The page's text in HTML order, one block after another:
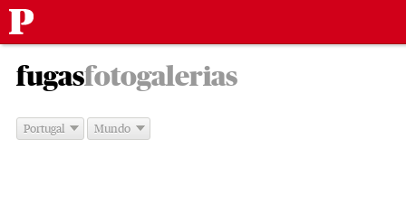
parafugas -
fotogalerias
Portugal Mundo